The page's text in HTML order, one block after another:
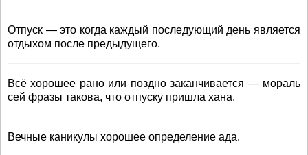
Отпуск — это когда каждый последующий день является
отдыхом после предыдущего.
Всё хорошее рано или поздно заканчивается — мораль
сей фразы такова, что отпуску пришла хана.
Вечные каникулы хорошее определение ада.